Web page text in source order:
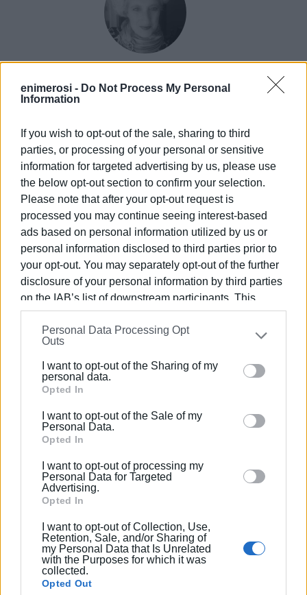
enimerosi - Do Not Process My Personal
Information
If you wish to opt-out of the sale, sharing to third
parties, or processing of your personal or sensitive
information for targeted advertising by us, please use
the below opt-out section to confirm your selection.
Please note that after your opt-out request is
processed you may continue seeing interest-based
ads based on personal information utilized by us or
personal information disclosed to third parties prior to
your opt-out. You may separately opt-out of the further
disclosure of your personal information by third parties
on the IAB’s list of downstream participants. This
information may also be disclosed by us to third parties
on theIAB’s List of Downstream Participants
that may
further disclose it to other third parties.
Please note that this website/app uses one or more
Google services and may gather and store information
behaviour. You may click to grant or deny consent to
Google and its third-party tags to use your data for
section.
Personal Data Processing Opt
Outs
I want to opt-out of the Sharing of my
personal data.
Opted In
I want to opt-out of the Sale of my
Personal Data.
Opted In
I want to opt-out of processing my
Personal Data for Targeted
Advertising.
Opted In
I want to opt-out of Collection, Use,
Retention, Sale, and/or Sharing of
my Personal Data that Is Unrelated
with the Purposes for which it was
collected.
Opted Out
ΕΛΕΝΗ ΚΟΡΩΝΑΚΗ
Εργάζεται στις Εκδόσεις Ενημέρωση από το
δημόσιες σχέσεις, το ελεύθερο και το
καλλιτεχνικό ρεπορτάζ.
Ακολουθήστε το enimerosi στο
Συνδρομητές στο e-paper